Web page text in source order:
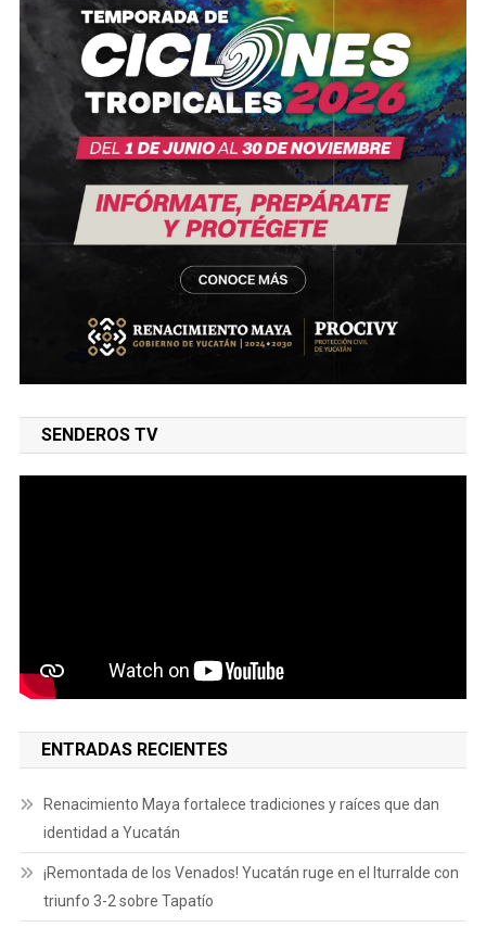
SENDEROS TV
ENTRADAS RECIENTES
Renacimiento Maya fortalece tradiciones y raíces que dan
identidad a Yucatán
¡Remontada de los Venados! Yucatán ruge en el Iturralde con
triunfo 3-2 sobre Tapatío